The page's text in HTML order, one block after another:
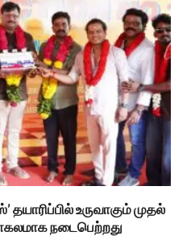
உருவாகும் முதல்
நடைபெற்றது